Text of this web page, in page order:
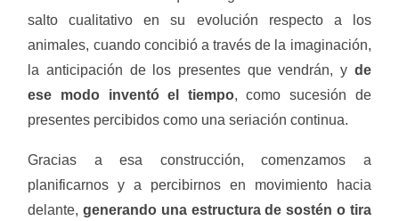
salto cualitativo en su evolución respecto a los
animales, cuando concibió a través de la imaginación,
la anticipación de los presentes que vendrán, y de
ese modo inventó el tiempo, como sucesión de
presentes percibidos como una seriación continua.
Gracias a esa construcción, comenzamos a
planificarnos y a percibirnos en movimiento hacia
delante,generando una estructura de sostén o tira